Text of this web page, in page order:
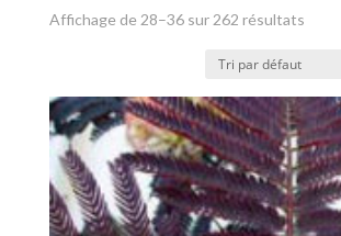
Affichage de 28–36 sur 262 résultats